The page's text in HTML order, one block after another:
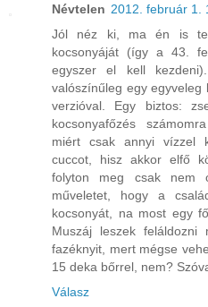
Névtelen 2012. február 1.
Jól néz ki, ma én is
kocsonyáját (így a 43.
egyszer el kell
valószínűleg egy
verzióval. Egy biztos:
kocsonyafőzés
miért csak annyi vízzel
cuccot, hisz akkor elfő
folyton meg csak nem
műveletet, hogy a
kocsonyát, na most egy
Muszáj leszek
fazéknyit, mert mégse
15 deka bőrrel, nem?
Válasz